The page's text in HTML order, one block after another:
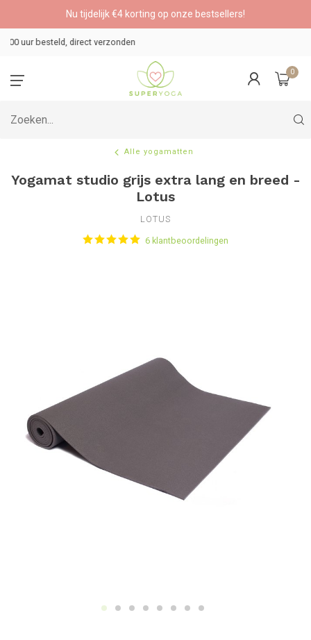
Nu tijdelijk €4 korting op onze bestsellers!
Veilig betalen
0
Alle yogamatten
Yogamat studio grijs extra lang en breed -
Lotus
LOTUS
6 klantbeoordelingen